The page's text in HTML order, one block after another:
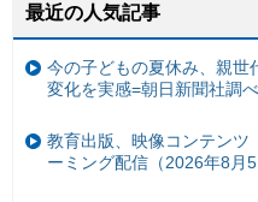
最近の人気記事
今の子どもの夏休み、親世
変化を実感=朝日新聞社調
教育出版、映像コンテンツ
ーミング配信（2026年8月5